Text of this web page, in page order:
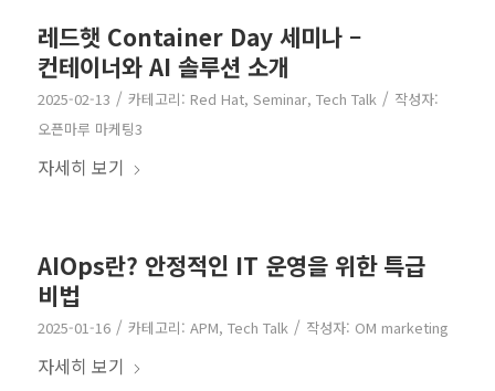
레드햇 Container Day 세미나 –
컨테이너와 AI 솔루션 소개
2025-02-13 / 카테고리: Red Hat, Seminar, Tech Talk / 작성자:
오픈마루 마케팅3
자세히 보기
AIOps란? 안정적인 IT 운영을 위한 특급
비법
2025-01-16 / 카테고리: APM, Tech Talk / 작성자: OM marketing
자세히 보기